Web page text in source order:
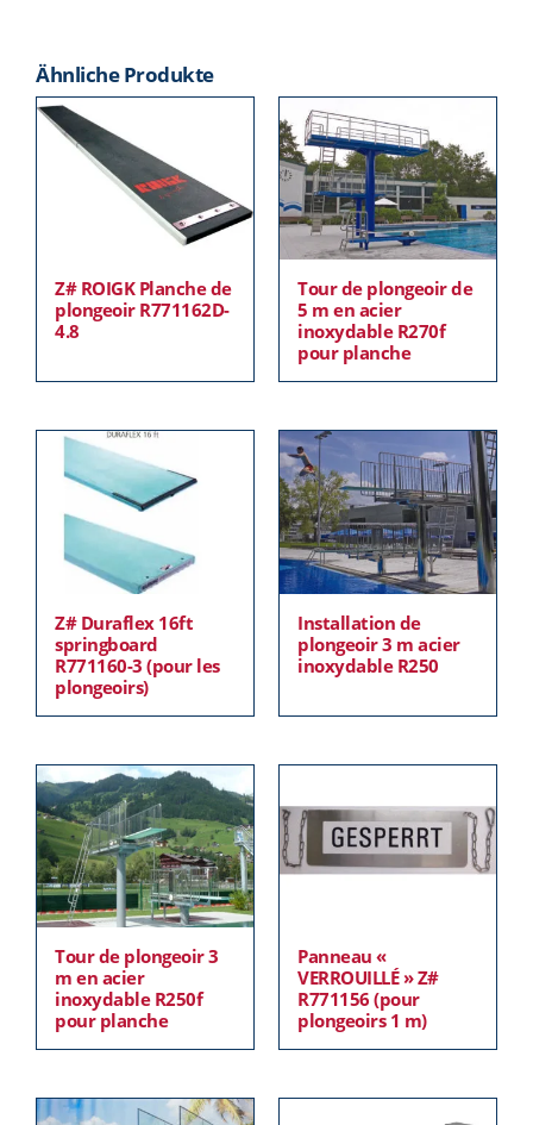
Ähnliche Produkte
Z# ROIGK Planche de
plongeoir R771162D-
4.8
Tour de plongeoir de
5 m en acier
inoxydable R270f
pour planche
Z# Duraflex 16ft
springboard
R771160-3 (pour les
plongeoirs)
Installation de
plongeoir 3 m acier
inoxydable R250
Tour de plongeoir 3
m en acier
inoxydable R250f
pour planche
Panneau «
VERROUILLÉ » Z#
R771156 (pour
plongeoirs 1 m)